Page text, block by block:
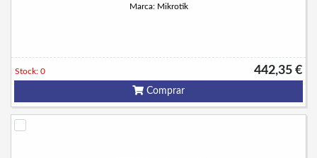
Marca: Mikrotik
442,35 €
Stock: 0
Comprar